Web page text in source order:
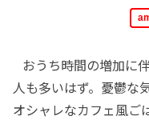
おうち時間の増加に
人も多いはず。憂鬱な
オシャレなカフェ風ご